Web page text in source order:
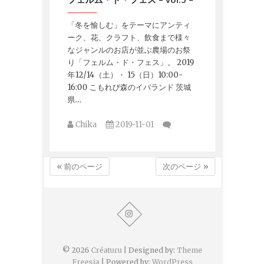
「冬を愉しむ」をテーマにアンティ
ーク、花、クラフト、飲食まで様々
なジャンルのお店が並ぶ農場のお祭
り「フェルム・ド・フェス」。 2019
年12/14（土）・ 15（日）10:00-
16:00 こもれび森のイバランド 茨城
県…
Chika 2019-11-01
« 前のページ 次のページ »
© 2026 Créaturu | Designed by: Theme
Freesia | Powered by: WordPress